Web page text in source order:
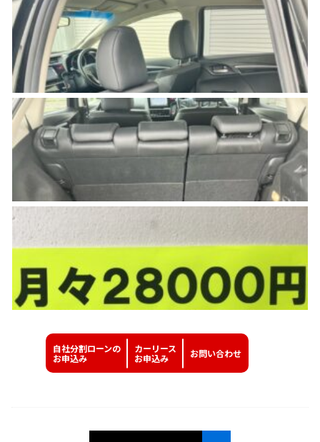
自社分割ローンの
お申込み
カーリース
お申込み
お問い合わせ